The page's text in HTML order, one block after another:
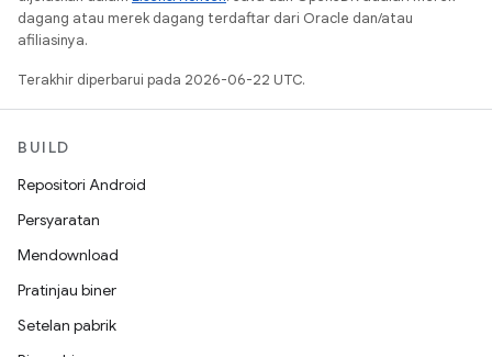
dagang atau merek dagang terdaftar dari Oracle dan/atau
afiliasinya.
Terakhir diperbarui pada 2026-06-22 UTC.
BUILD
Repositori Android
Persyaratan
Mendownload
Pratinjau biner
Setelan pabrik